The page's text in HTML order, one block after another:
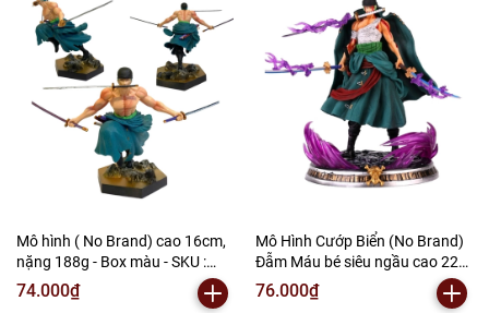
Mô hình ( No Brand) cao 16cm,
nặng 188g - Box màu - SKU :
op334 ( VAT : 002-01-60 ) - N2-
74.000₫
Mô Hình Cướp Biển (No Brand)
Đẫm Máu bé siêu ngầu cao 22
cm - SKU: 5112a - Box Nhựa +
Hộp Màu -(VAT MH001) - N2 -
76.000₫